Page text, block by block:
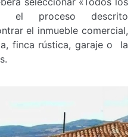
el proceso descrito
el inmueble comercial,
finca rústica, garaje o la